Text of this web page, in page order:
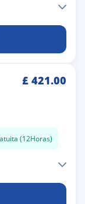
£ 421.00
(12Horas)